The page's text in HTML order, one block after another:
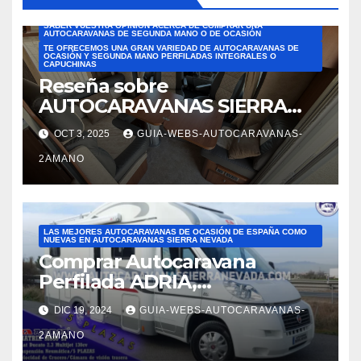
COMPRAR CON AUTOCARAVANAS SIERRA NEVADA
SABER VUESTRA OPINIÓN ACERCA DE COMPRAR UNA
AUTOCARAVANAS DE SEGUNDA MANO O DE OCASIÓN
TE OFRECEMOS UNA GRAN VARIEDAD DE AUTOCARAVANAS DE
OCASIÓN Y SEGUNDA MANO PERFILADAS INTEGRALES O
CAPUCHINAS
Reseña sobre
AUTOCARAVANAS SIERRA
NEVADA. Las mejores
reseñas de AUTOCARAVANAS
DE SEGUNDA MANO DE
ESPAÑA. Reseña de JOSÉ
FELIPE PESQUERO. En el
ámbito de ventas: Alejandra
nos mostró varias
autocaravanas. Fue
superprofesional,
OCT 3, 2025 GUIA-WEBS-AUTOCARAVANAS-
2AMANO
LAS MEJORES AUTOCARAVANAS DE OCASIÓN DE ESPAÑA COMO
NUEVAS EN AUTOCARAVANAS SIERRA NEVADA
Comprar Autocaravana
Perfilada ADRIA,
modelo Matrix M680SP en
Autocaravanas Sierra Nevada
DIC 19, 2024 GUIA-WEBS-AUTOCARAVANAS-
2AMANO